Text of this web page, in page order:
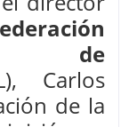
de
Carlos
de la